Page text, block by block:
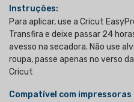
Instruções:
Para aplicar, use a Cricut
Transfira e deixe passar 24
avesso na secadora. Não use
roupa, passe apenas no verso
Cricut
Compatível com impressoras